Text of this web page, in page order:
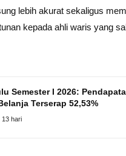
lebih akurat sekaligus
kepada ahli waris yang
Semester I 2026:
Terserap 52,53%
13 hari